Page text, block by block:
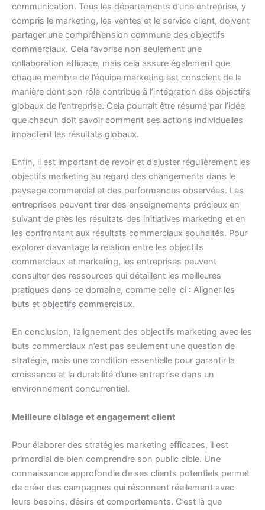
communication. Tous les départements d’une entreprise, y
compris le marketing, les ventes et le service client, doivent
partager une compréhension commune des objectifs
commerciaux. Cela favorise non seulement une
collaboration efficace, mais cela assure également que
chaque membre de l’équipe marketing est conscient de la
manière dont son rôle contribue à l’intégration des objectifs
globaux de l’entreprise. Cela pourrait être résumé par l’idée
que chacun doit savoir comment ses actions individuelles
impactent les résultats globaux.
Enfin, il est important de revoir et d’ajuster régulièrement les
objectifs marketing au regard des changements dans le
paysage commercial et des performances observées. Les
entreprises peuvent tirer des enseignements précieux en
suivant de près les résultats des initiatives marketing et en
les confrontant aux résultats commerciaux souhaités. Pour
explorer davantage la relation entre les objectifs
commerciaux et marketing, les entreprises peuvent
consulter des ressources qui détaillent les meilleures
pratiques dans ce domaine, comme celle-ci : Aligner les
buts et objectifs commerciaux.
En conclusion, l’alignement des objectifs marketing avec les
buts commerciaux n’est pas seulement une question de
stratégie, mais une condition essentielle pour garantir la
croissance et la durabilité d’une entreprise dans un
environnement concurrentiel.
Meilleure ciblage et engagement client
Pour élaborer des stratégies marketing efficaces, il est
primordial de bien comprendre son public cible. Une
connaissance approfondie de ses clients potentiels permet
de créer des campagnes qui résonnent réellement avec
leurs besoins, désirs et comportements. C’est là que